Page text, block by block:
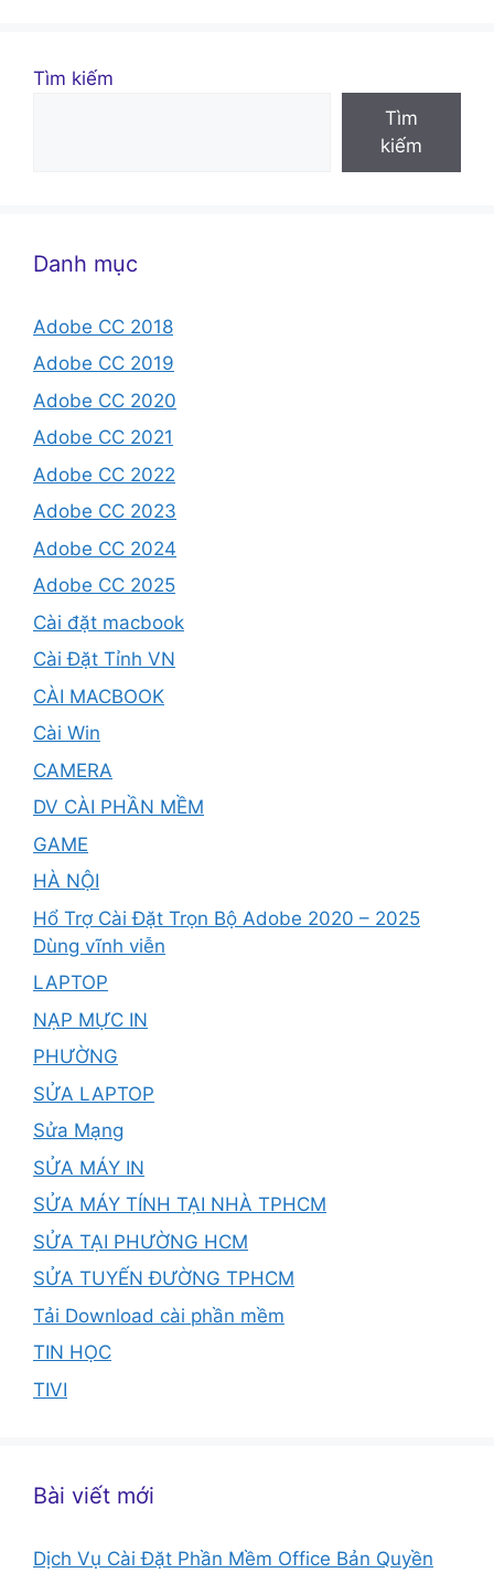
Tìm kiếm
Tìm
kiếm
Danh mục
Adobe CC 2018
Adobe CC 2019
Adobe CC 2020
Adobe CC 2021
Adobe CC 2022
Adobe CC 2023
Adobe CC 2024
Adobe CC 2025
Cài đặt macbook
Cài Đặt Tỉnh VN
CÀI MACBOOK
Cài Win
CAMERA
DV CÀI PHẦN MỀM
GAME
HÀ NỘI
Hổ Trợ Cài Đặt Trọn Bộ Adobe 2020 – 2025
Dùng vĩnh viễn
LAPTOP
NẠP MỰC IN
PHƯỜNG
SỬA LAPTOP
Sửa Mạng
SỬA MÁY IN
SỬA MÁY TÍNH TẠI NHÀ TPHCM
SỬA TẠI PHƯỜNG HCM
SỬA TUYẾN ĐƯỜNG TPHCM
Tải Download cài phần mềm
TIN HỌC
TIVI
Bài viết mới
Dịch Vụ Cài Đặt Phần Mềm Office Bản Quyền